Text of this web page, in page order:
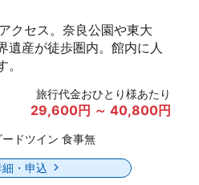
クセス。奈良公園や東大
遺産が徒歩圏内。館内に人
旅行代金おひとり様あたり
29,600円 ～ 40,800円
ドツイン 食事無
細・申込